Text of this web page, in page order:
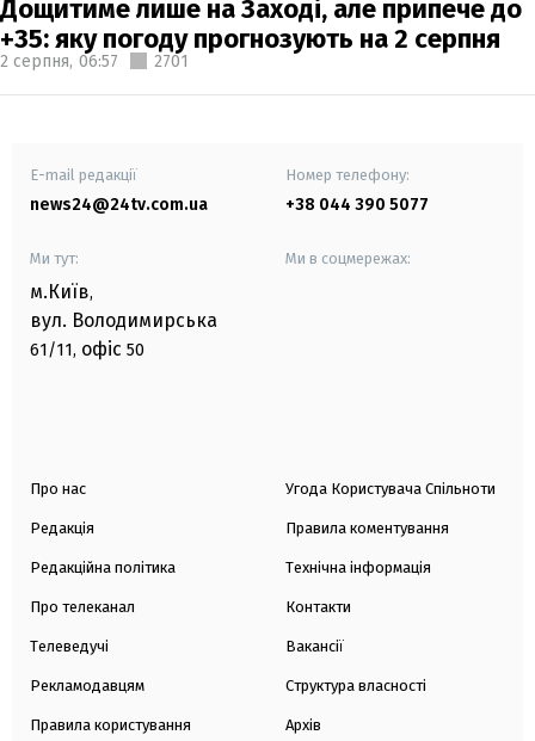
Дощитиме лише на Заході, але припече до
+35: яку погоду прогнозують на 2 серпня
2 серпня, 06:57 2701
E-mail редакції
news24@24tv.com.ua
Номер телефону:
+38 044 390 5077
Ми тут:
м.Київ,
вул. Володимирська
61/11, офіс 50
Ми в соцмережах:
Про нас
Редакція
Редакційна політика
Про телеканал
Телеведучі
Рекламодавцям
Правила користування
Угода Користувача Спільноти
Правила коментування
Технічна інформація
Контакти
Вакансії
Структура власності
Архів